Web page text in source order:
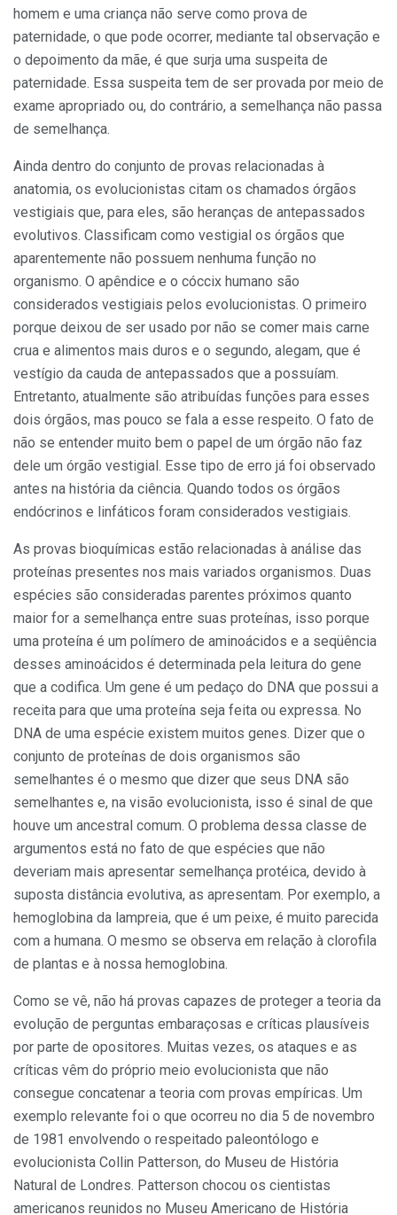
homem e uma criança não serve como prova de
paternidade, o que pode ocorrer, mediante tal observação e
o depoimento da mãe, é que surja uma suspeita de
paternidade. Essa suspeita tem de ser provada por meio de
exame apropriado ou, do contrário, a semelhança não passa
de semelhança.
Ainda dentro do conjunto de provas relacionadas à
anatomia, os evolucionistas citam os chamados órgãos
vestigiais que, para eles, são heranças de antepassados
evolutivos. Classificam como vestigial os órgãos que
aparentemente não possuem nenhuma função no
organismo. O apêndice e o cóccix humano são
considerados vestigiais pelos evolucionistas. O primeiro
porque deixou de ser usado por não se comer mais carne
crua e alimentos mais duros e o segundo, alegam, que é
vestígio da cauda de antepassados que a possuíam.
Entretanto, atualmente são atribuídas funções para esses
dois órgãos, mas pouco se fala a esse respeito. O fato de
não se entender muito bem o papel de um órgão não faz
dele um órgão vestigial. Esse tipo de erro já foi observado
antes na história da ciência. Quando todos os órgãos
endócrinos e linfáticos foram considerados vestigiais.
As provas bioquímicas estão relacionadas à análise das
proteínas presentes nos mais variados organismos. Duas
espécies são consideradas parentes próximos quanto
maior for a semelhança entre suas proteínas, isso porque
uma proteína é um polímero de aminoácidos e a seqüência
desses aminoácidos é determinada pela leitura do gene
que a codifica. Um gene é um pedaço do DNA que possui a
receita para que uma proteína seja feita ou expressa. No
DNA de uma espécie existem muitos genes. Dizer que o
conjunto de proteínas de dois organismos são
semelhantes é o mesmo que dizer que seus DNA são
semelhantes e, na visão evolucionista, isso é sinal de que
houve um ancestral comum. O problema dessa classe de
argumentos está no fato de que espécies que não
deveriam mais apresentar semelhança protéica, devido à
suposta distância evolutiva, as apresentam. Por exemplo, a
hemoglobina da lampreia, que é um peixe, é muito parecida
com a humana. O mesmo se observa em relação à clorofila
de plantas e à nossa hemoglobina.
Como se vê, não há provas capazes de proteger a teoria da
evolução de perguntas embaraçosas e críticas plausíveis
por parte de opositores. Muitas vezes, os ataques e as
críticas vêm do próprio meio evolucionista que não
consegue concatenar a teoria com provas empíricas. Um
exemplo relevante foi o que ocorreu no dia 5 de novembro
de 1981 envolvendo o respeitado paleontólogo e
evolucionista Collin Patterson, do Museu de História
Natural de Londres. Patterson chocou os cientistas
americanos reunidos no Museu Americano de História